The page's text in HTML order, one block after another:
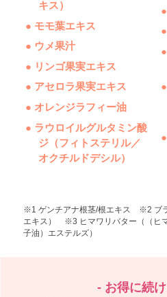
キス）
● モモ葉エキス
● ウメ果汁
● リンゴ果実エキス
● アセロラ果実エキス
● オレンジラフィー油
● ラウロイルグルタミン酸
ジ（フィトステリル／
オクチルドデシル）
※1 ゲンチアナ根茎/根エキス ※2 ブ
エキス） ※3 ヒマワリバター（（ヒ
子油）エステルズ）
- お得に続